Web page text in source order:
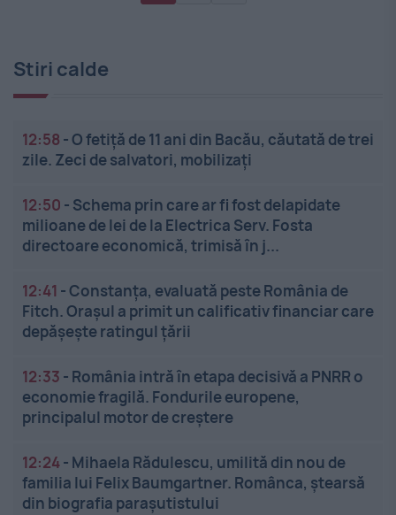
Stiri calde
12:58 -O fetiță de 11 ani din Bacău, căutată de trei
zile. Zeci de salvatori, mobilizați
12:50 - Schema prin care ar fi fost delapidate
milioane de lei de la Electrica Serv. Fosta
directoare economică, trimisă în j...
12:41 -Constanța, evaluată peste România de
Fitch. Orașul a primit un calificativ financiar care
depășește ratingul țării
12:33 - România intră în etapa decisivă a PNRR o
economie fragilă. Fondurile europene,
principalul motor de creștere
12:24- Mihaela Rădulescu, umilită din nou de
familia lui Felix Baumgartner. Românca, ștearsă
din biografia parașutistului